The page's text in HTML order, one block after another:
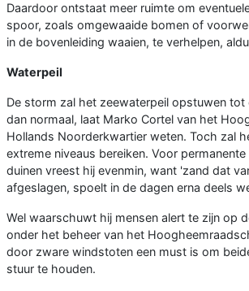
Daardoor ontstaat meer ruimte om
spoor, zoals omgewaaide bomen of
in de bovenleiding waaien, te verhelpen,
Waterpeil
De storm zal het zeewaterpeil opstuwen tot
dan normaal, laat Marko Cortel van het
Hollands Noorderkwartier weten. Toch zal
extreme niveaus bereiken. Voor
duinen vreest hij evenmin, want 'zand dat
afgeslagen, spoelt in de dagen erna deels
Wel waarschuwt hij mensen alert te zijn op
onder het beheer van het
door zware windstoten een must is om
stuur te houden.